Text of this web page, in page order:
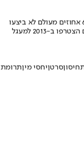
סקר לרגל יום המודעות הבינלאומי לאיידס - 64 אחוזים מעולם לא ביצעו
בדיקת נשאות נגיף האיידס • 476 חולים חדשים הצטרפו ב-2013 למעגל
חיסוןסרטןיחסי מיןתרומת